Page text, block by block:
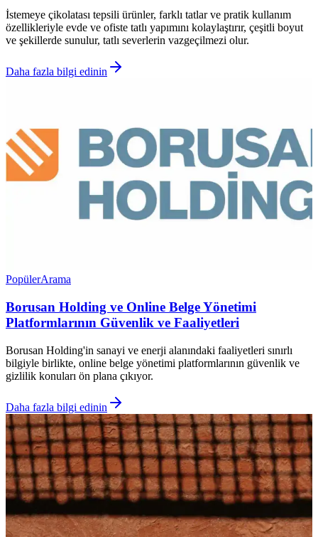
İstemeye çikolatası tepsili ürünler, farklı tatlar ve pratik kullanım
özellikleriyle evde ve ofiste tatlı yapımını kolaylaştırır, çeşitli boyut
ve şekillerde sunulur, tatlı severlerin vazgeçilmezi olur.
Daha fazla bilgi edinin
PopülerArama
Borusan Holding ve Online Belge Yönetimi
Platformlarının Güvenlik ve Faaliyetleri
Borusan Holding'in sanayi ve enerji alanındaki faaliyetleri sınırlı
bilgiyle birlikte, online belge yönetimi platformlarının güvenlik ve
gizlilik konuları ön plana çıkıyor.
Daha fazla bilgi edinin